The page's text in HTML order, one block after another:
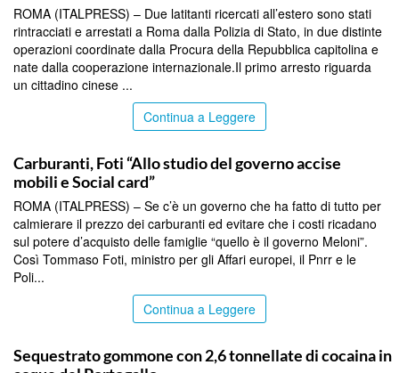
ROMA (ITALPRESS) – Due latitanti ricercati all’estero sono stati
rintracciati e arrestati a Roma dalla Polizia di Stato, in due distinte
operazioni coordinate dalla Procura della Repubblica capitolina e
nate dalla cooperazione internazionale.Il primo arresto riguarda
un cittadino cinese ...
Continua a Leggere
Carburanti, Foti “Allo studio del governo accise
mobili e Social card”
ROMA (ITALPRESS) – Se c’è un governo che ha fatto di tutto per
calmierare il prezzo dei carburanti ed evitare che i costi ricadano
sul potere d’acquisto delle famiglie “quello è il governo Meloni”.
Così Tommaso Foti, ministro per gli Affari europei, il Pnrr e le
Poli...
Continua a Leggere
Sequestrato gommone con 2,6 tonnellate di cocaina in